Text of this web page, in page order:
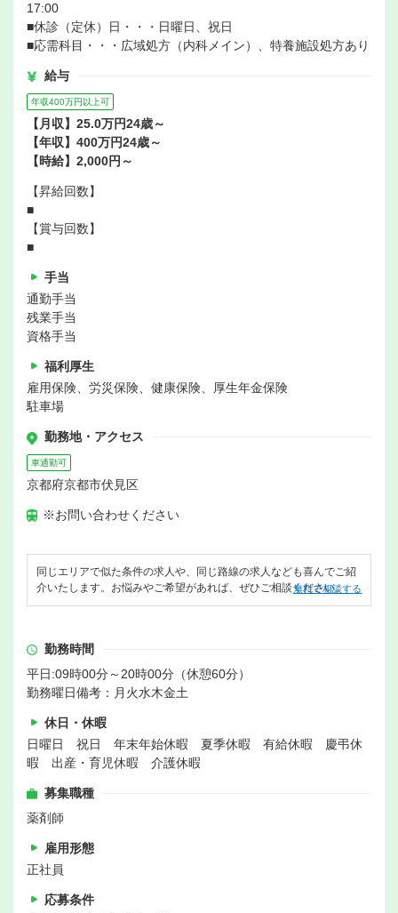
17:00
■休診（定休）日・・・日曜日、祝日
■応需科目・・・広域処方（内科メイン）、特養施設処方あり
給与
年収400万円以上可
【月収】25.0万円24歳～
【年収】400万円24歳～
【時給】2,000円～
【昇給回数】
■
【賞与回数】
■
手当
通勤手当
残業手当
資格手当
福利厚生
雇用保険、労災保険、健康保険、厚生年金保険
駐車場
勤務地・アクセス
車通勤可
京都府京都市伏見区
※お問い合わせください
同じエリアで似た条件の求人や、同じ路線の求人なども喜んでご紹
介いたします。お悩みやご希望があれば、ぜひご相談ください。
無料で相談する
勤務時間
平日:09時00分～20時00分（休憩60分）
勤務曜日備考：月火水木金土
休日・休暇
日曜日 祝日 年末年始休暇 夏季休暇 有給休暇 慶弔休
暇 出産・育児休暇 介護休暇
募集職種
薬剤師
雇用形態
正社員
応募条件